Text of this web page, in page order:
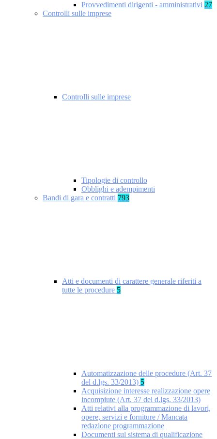
Provvedimenti dirigenti - amministrativi 27
Controlli sulle imprese
Controlli sulle imprese
Tipologie di controllo
Obblighi e adempimenti
Bandi di gara e contratti 793
Atti e documenti di carattere generale riferiti a
tutte le procedure 5
Automatizzazione delle procedure (Art. 37
del d.lgs. 33/2013) 5
Acquisizione interesse realizzazione opere
incompiute (Art. 37 del d.lgs. 33/2013)
Atti relativi alla programmazione di lavori,
opere, servizi e forniture / Mancata
redazione programmazione
Documenti sul sistema di qualificazione